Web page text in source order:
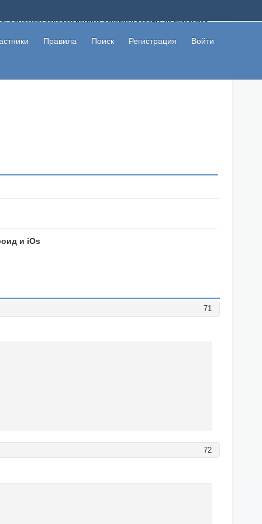
с высоким доходом помимо основной работы, не вкладывая
не попались на развод. Вы сможете начать зарабатывать
Правила Поиск Регистрация Войти
и iOs
71
72